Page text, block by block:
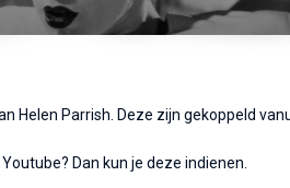
Helen Parrish. Deze zijn gekoppeld
Dan kun je deze indienen.